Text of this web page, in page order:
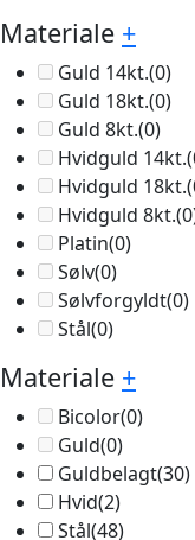
Materiale +
Guld 14kt.(0)
Guld 18kt.(0)
Guld 8kt.(0)
Hvidguld 14kt.
Hvidguld 18kt.
Hvidguld 8kt.
Platin(0)
Sølv(0)
Sølvforgyldt(0)
Stål(0)
Materiale +
Bicolor(0)
Guld(0)
Guldbelagt(30)
Hvid(2)
Stål(48)